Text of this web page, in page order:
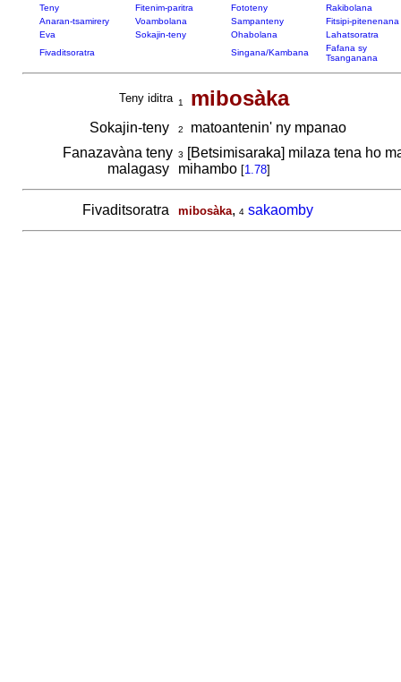
Teny Fitenim-paritra Fototeny
Rakibolana
Anaran-tsamirery
Voambolana Sampanteny
Fitsipi-pitenenana
Eva
Sokajin-teny Ohabolana
Lahatsoratra
Fivaditsoratra
Singana/Kambana
Fafana sy
Tsanganana
Teny iditra 1 mibosàka
Sokajin-teny 2
matoantenin' ny mpanao
Fanazavàna teny
malagasy
3
[Betsimisaraka] milaza tena ho
mihambo [1.78]
Fivaditsoratra mibosàka, 4 sakaomby